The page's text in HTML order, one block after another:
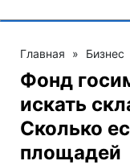
Главная » Бизнес
Фонд
искать
Сколько
площадей